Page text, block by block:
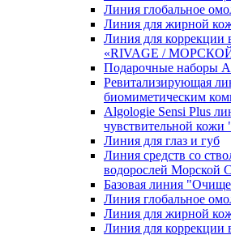
Линия глобальное
Линия для жирной
Линия для коррекции
«RIVAGE /
Подарочные наборы
Ревитализирующая
биомиметическим
Algologie Sensi Plus
чувcтвительной
Линия для глаз и губ
Линия средств со
водорослей Морской
Базовая линия
Линия глобальное
Линия для жирной
Линия для коррекции